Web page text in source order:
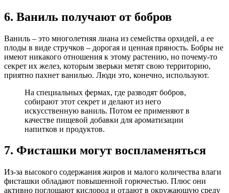
6. Ваниль получают от бобров
Ваниль – это многолетняя лиана из семейства орхидей, а ее
плоды в виде стручков – дорогая и ценная пряность. Бобры не
имеют никакого отношения к этому растению, но почему-то
секрет их желез, которым зверьки метят свою территорию,
приятно пахнет ванилью. Люди это, конечно, используют.
На специальных фермах, где разводят бобров,
собирают этот секрет и делают из него
искусственную ваниль. Потом ее применяют в
качестве пищевой добавки для ароматизации
напитков и продуктов.
7. Фисташки могут воспламеняться
Из-за высокого содержания жиров и малого количества влаги
фисташки обладают повышенной горючестью. Плюс они
активно поглощают кислород и отдают в окружающую среду